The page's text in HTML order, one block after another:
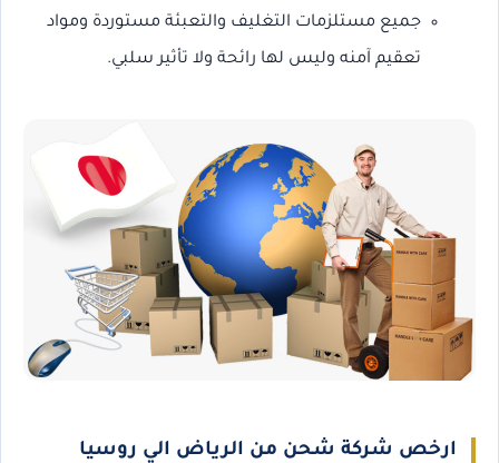
جميع مستلزمات التغليف والتعبئة مستوردة ومواد
تعقيم آمنه وليس لها رائحة ولا تأثير سلبي.
ارخص شركة شحن من الرياض الي روسيا